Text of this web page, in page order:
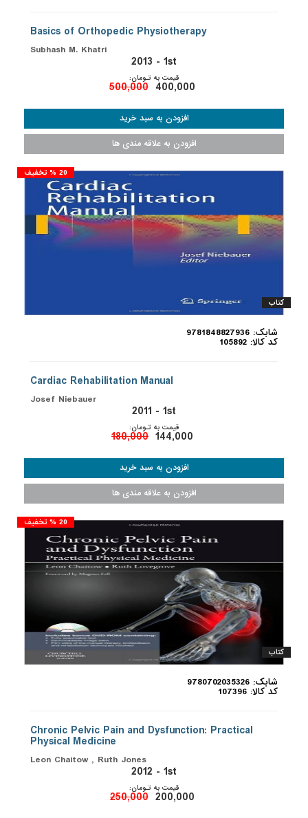
Basics of Orthopedic Physiotherapy
Subhash M. Khatri
2013 - 1st
قیمت به تـومان:
400,000
500,000
کتاب
20 % تخفیف
شابک: 9781848827936
کد کالا: 105892
Cardiac Rehabilitation Manual
Josef Niebauer
2011 - 1st
قیمت به تـومان:
144,000
180,000
کتاب
20 % تخفیف
شابک: 9780702035326
کد کالا: 107396
Chronic Pelvic Pain and Dysfunction: Practical
Physical Medicine
Leon Chaitow , Ruth Jones
2012 - 1st
قیمت به تـومان:
200,000
250,000